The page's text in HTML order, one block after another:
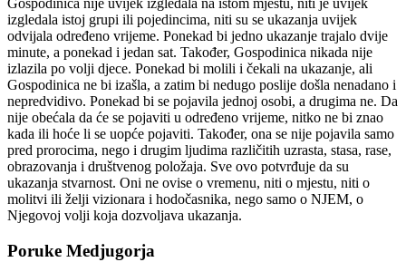
Gospodinica nije uvijek izgledala na istom mjestu, niti je uvijek
izgledala istoj grupi ili pojedincima, niti su se ukazanja uvijek
odvijala određeno vrijeme. Ponekad bi jedno ukazanje trajalo dvije
minute, a ponekad i jedan sat. Također, Gospodinica nikada nije
izlazila po volji djece. Ponekad bi molili i čekali na ukazanje, ali
Gospodinica ne bi izašla, a zatim bi nedugo poslije došla nenadano i
nepredvidivo. Ponekad bi se pojavila jednoj osobi, a drugima ne. Da
nije obećala da će se pojaviti u određeno vrijeme, nitko ne bi znao
kada ili hoće li se uopće pojaviti. Također, ona se nije pojavila samo
pred prorocima, nego i drugim ljudima različitih uzrasta, stasa, rase,
obrazovanja i društvenog položaja. Sve ovo potvrđuje da su
ukazanja stvarnost. Oni ne ovise o vremenu, niti o mjestu, niti o
molitvi ili želji vizionara i hodočasnika, nego samo o NJEM, o
Njegovoj volji koja dozvoljava ukazanja.
Poruke Medjugorja